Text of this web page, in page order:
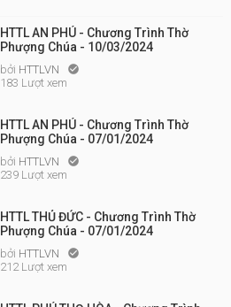
HTTL AN PHÚ - Chương Trình Thờ
Phượng Chúa - 10/03/2024
bởi HTTLVN 
183 Lượt xem
HTTL AN PHÚ - Chương Trình Thờ
Phượng Chúa - 07/01/2024
bởi HTTLVN 
239 Lượt xem
HTTL THỦ ĐỨC - Chương Trình Thờ
Phượng Chúa - 07/01/2024
bởi HTTLVN 
212 Lượt xem